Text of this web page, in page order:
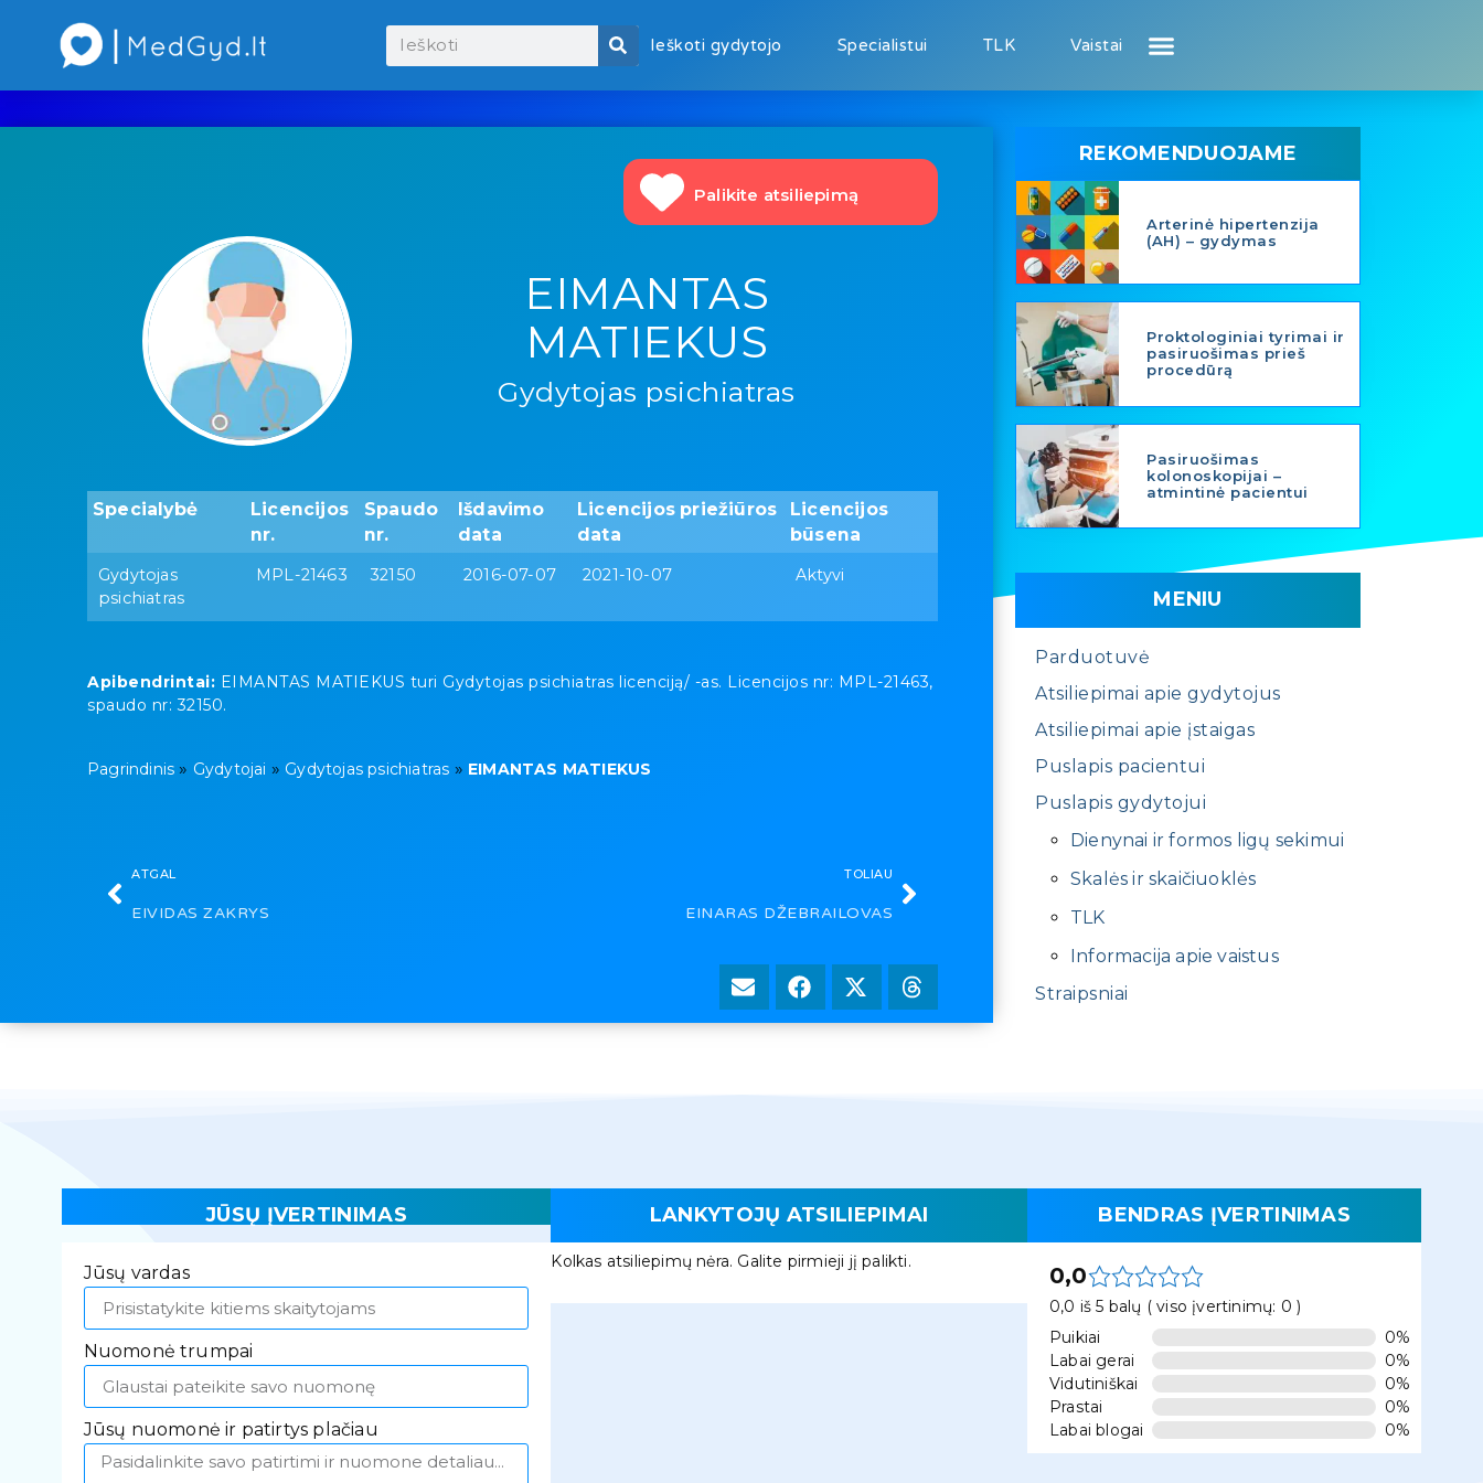
Ieškoti gydytojo Specialistui TLK Vaistai
Palikite atsiliepimą
EIMANTAS
MATIEKUS
Gydytojas psichiatras
Specialybė
Licencijos
nr.
Spaudo
nr.
Išdavimo
data
Licencijos priežiūros
data
Licencijos
būsena
Gydytojas
psichiatras
MPL-21463 32150 2016-07-07 2021-10-07 Aktyvi
Apibendrintai: EIMANTAS MATIEKUS turi Gydytojas psichiatras licenciją/ -as. Licencijos nr: MPL-21463,
spaudo nr: 32150.
Pagrindinis » Gydytojai » Gydytojas psichiatras » EIMANTAS MATIEKUS
ATGAL
EIVIDAS ZAKRYS
TOLIAU
EINARAS DŽEBRAILOVAS
REKOMENDUOJAME
Arterinė hipertenzija
(AH) – gydymas
Proktologiniai tyrimai ir
pasiruošimas prieš
procedūrą
Pasiruošimas
kolonoskopijai –
atmintinė pacientui
MENIU
Parduotuvė
Atsiliepimai apie gydytojus
Atsiliepimai apie įstaigas
Puslapis pacientui
Puslapis gydytojui
Dienynai ir formos ligų sekimui
Skalės ir skaičiuoklės
TLK
Informacija apie vaistus
Straipsniai
JŪSŲ ĮVERTINIMAS
Jūsų vardas
Nuomonė trumpai
Jūsų nuomonė ir patirtys plačiau
LANKYTOJŲ ATSILIEPIMAI
Kolkas atsiliepimų nėra. Galite pirmieji jį palikti.
BENDRAS ĮVERTINIMAS
0,0
0,0 iš 5 balų ( viso įvertinimų: 0 )
Puikiai
0%
Labai gerai
0%
Vidutiniškai
0%
Prastai
0%
Labai blogai
0%